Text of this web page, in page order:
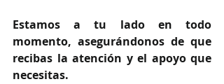
Estamos a tu lado en todo
momento, asegurándonos de que
recibas la atención y el apoyo que
necesitas.